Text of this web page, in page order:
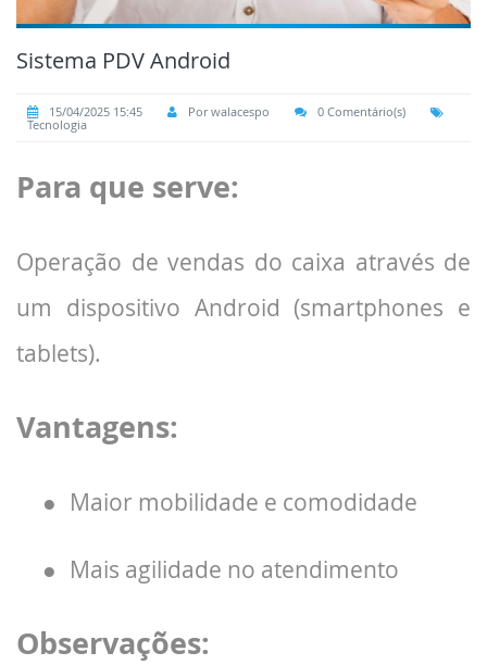
Sistema PDV Android
15/04/2025 15:45 Por walacespo
0 Comentário(s)
Tecnologia
Para que serve:
Operação de vendas do caixa através de
um dispositivo Android (smartphones e
tablets).
Vantagens:
● Maior mobilidade e comodidade
● Mais agilidade no atendimento
Observações: